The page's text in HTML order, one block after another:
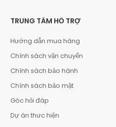
TRUNG TÂM HỖ TRỢ
Hướng dẫn mua hàng
Chính sách vận chuyển
Chính sách bảo hành
Chính sách bảo mật
Góc hỏi đáp
Dự án thưc hiện